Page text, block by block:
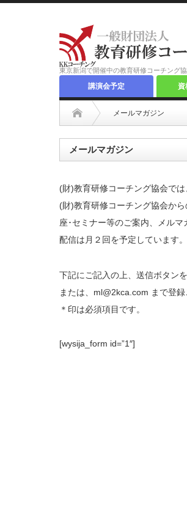
東京新潟で開催中の教育研修コーチング
講演会予定 資
メールマガジン
メールマガジン
(財)教育研修コーチング協会で
(財)教育研修コーチング協会か
座･セミナー等のご案内、メルマ
配信は月２回を予定しています。
下記にご記入の上、送信ボタン
または、ml@2kca.com まで登
＊印は必須項目です。
[wysija_form id=”1″]